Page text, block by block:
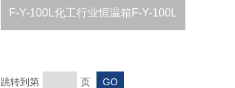
F-Y-100L化工行业恒温箱F-Y-100L
跳转到第 页